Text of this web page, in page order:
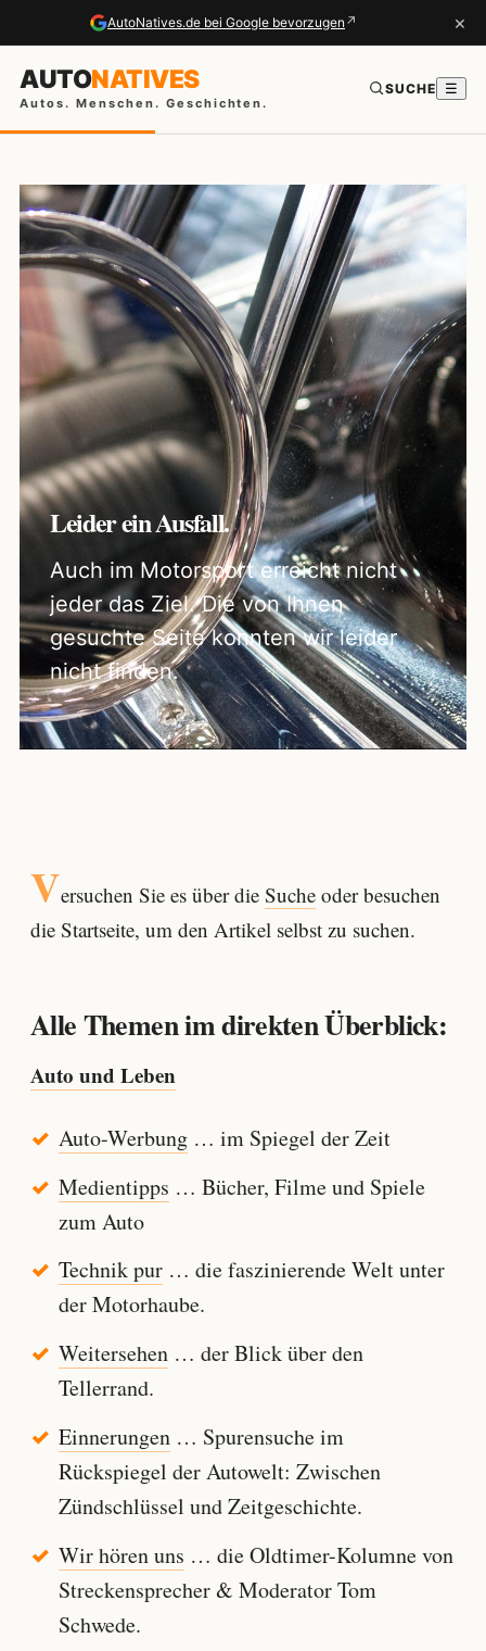
AutoNatives.de bei Google bevorzugen ↗ ×
AUTONATIVES
Autos. Menschen. Geschichten.
SUCHE ☰
Leider ein Ausfall.
Auch im Motorsport erreicht nicht
jeder das Ziel. Die von Ihnen
gesuchte Seite konnten wir leider
nicht finden.
Versuchen Sie es über die Sucheoder besuchen
die Startseite, um den Artikel selbst zu suchen.
Alle Themen im direkten Überblick:
Auto und Leben
Auto-Werbung… im Spiegel der Zeit
Medientipps … Bücher, Filme und Spiele
zum Auto
Technik pur… die faszinierende Welt unter
der Motorhaube.
Weitersehen… der Blick über den
Tellerrand.
Einnerungen… Spurensuche im
Rückspiegel der Autowelt: Zwischen
Zündschlüssel und Zeitgeschichte.
Wir hören uns … die Oldtimer-Kolumne von
Streckensprecher & Moderator Tom
Schwede.